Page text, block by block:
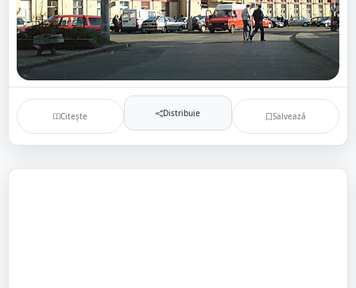
Citește Distribuie Salvează